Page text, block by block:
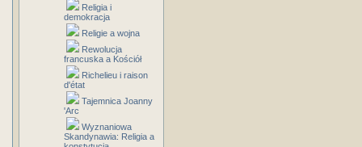
Religia i
demokracja
Religie a wojna
Rewolucja
francuska a Kościół
Richelieu i raison
d'état
Tajemnica Joanny
'Arc
Wyznaniowa
Skandynawia: Religia a